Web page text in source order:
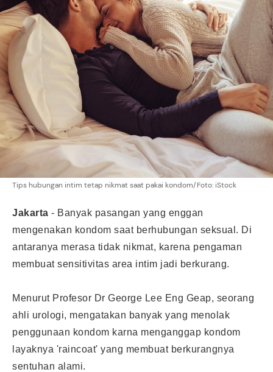
Tips hubungan intim tetap nikmat saat pakai kondom/Foto: iStock
Jakarta - Banyak pasangan yang enggan
mengenakan kondom saat berhubungan seksual. Di
antaranya merasa tidak nikmat, karena pengaman
membuat sensitivitas area intim jadi berkurang.
Menurut Profesor Dr George Lee Eng Geap, seorang
ahli urologi, mengatakan banyak yang menolak
penggunaan kondom karna menganggap kondom
layaknya 'raincoat' yang membuat berkurangnya
sentuhan alami.